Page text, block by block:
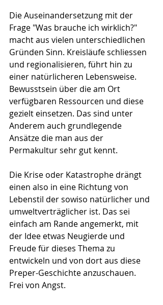
Die Auseinandersetzung mit der
Frage "Was brauche ich wirklich?"
macht aus vielen unterschiedlichen
Gründen Sinn. Kreisläufe schliessen
und regionalisieren, führt hin zu
einer natürlicheren Lebensweise.
Bewusstsein über die am Ort
verfügbaren Ressourcen und diese
gezielt einsetzen. Das sind unter
Anderem auch grundlegende
Ansätze die man aus der
Permakultur sehr gut kennt.
Die Krise oder Katastrophe drängt
einen also in eine Richtung von
Lebenstil der sowiso natürlicher und
umweltverträglicher ist. Das sei
einfach am Rande angemerkt, mit
der Idee etwas Neugierde und
Freude für dieses Thema zu
entwickeln und von dort aus diese
Preper-Geschichte anzuschauen.
Frei von Angst.